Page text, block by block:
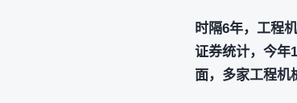
时隔6年，工程
证券统计，今年
面，多家工程机